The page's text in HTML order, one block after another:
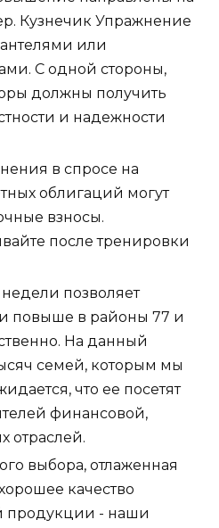
Кузнечик Упражнение
или
С одной стороны,
должны получить
и надежности
в спросе на
облигаций могут
взносы.
после тренировки
позволяет
повыше в районы 77 и
На данный
семей, которым мы
что ее посетят
финансовой,
отраслей.
выбора, отлаженная
качество
продукции - наши